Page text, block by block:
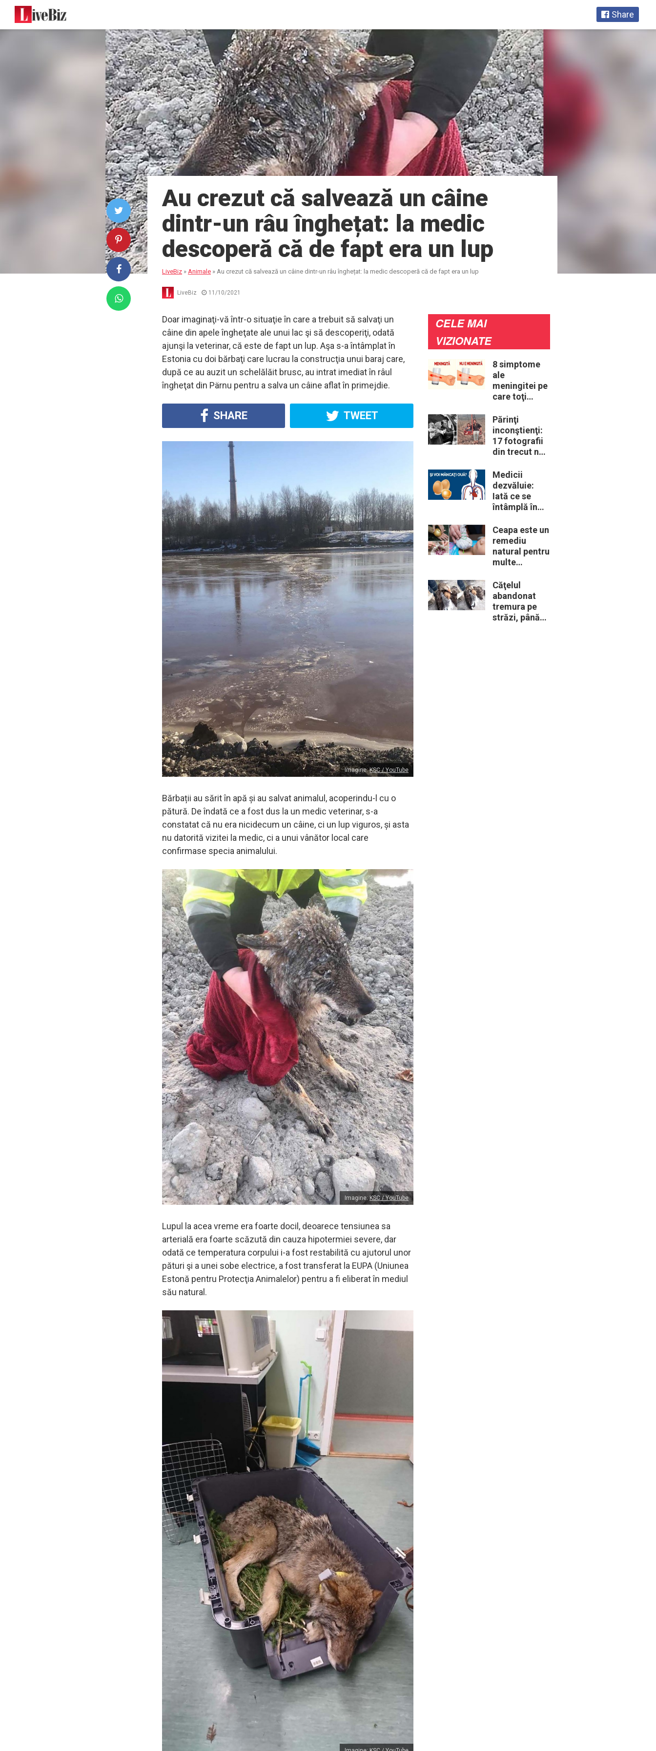
Share
Au crezut că salvează un câine
dintr-un râu înghețat: la medic
descoperă că de fapt era un lup
LiveBiz » Animale » Au crezut că salvează un câine dintr-un râu înghețat: la medic descoperă că de fapt era un lup
LiveBiz 11/10/2021
Doar imaginaţi-vă într-o situaţie în care a trebuit să salvaţi un
câine din apele îngheţate ale unui lac şi să descoperiţi, odată
ajunşi la veterinar, că este de fapt un lup. Aşa s-a întâmplat în
Estonia cu doi bărbaţi care lucrau la construcţia unui baraj care,
după ce au auzit un schelălăit brusc, au intrat imediat în râul
îngheţat din Pärnu pentru a salva un câine aflat în primejdie.
SHARE TWEET
Imagine:KSC / YouTube
Bărbații au sărit în apă și au salvat animalul, acoperindu-l cu o
pătură. De îndată ce a fost dus la un medic veterinar, s-a
constatat că nu era nicidecum un câine, ci un lup viguros, și asta
nu datorită vizitei la medic, ci a unui vânător local care
confirmase specia animalului.
Imagine:KSC / YouTube
Lupul la acea vreme era foarte docil, deoarece tensiunea sa
arterială era foarte scăzută din cauza hipotermiei severe, dar
odată ce temperatura corpului i-a fost restabilită cu ajutorul unor
pături şi a unei sobe electrice, a fost transferat la EUPA (Uniunea
Estonă pentru Protecţia Animalelor) pentru a fi eliberat în mediul
său natural.
CELE MAI
VIZIONATE
8 simptome
ale
meningitei pe
care toţi
trebui să le
cunoască
Părinţi
inconştienţi:
17 fotografii
din trecut ne
periculoase
erau unele
„obiceiuri” ale
vremii
Medicii
dezvăluie:
Iată ce se
întâmplă în
când începem
să mâncăm
câte două
ouă în fiecare
Ceapa este un
remediu
natural pentru
multe
sănătate –
Iată 12
întrebuinţări
mai puţin
Căţelul
abandonat
tremura pe
străzi, până